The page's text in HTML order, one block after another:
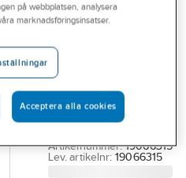
HITACHI
Hitachi airH2O
600 Hydrobox
HITACHI AH H2O 600
HB 3.5KW KIT
INDOOR AND
Artikelnummer: 19066315
Lev. artikelnr: 19066315
på webbplatsen, analysera
marknadsföringsinsatser.
Acceptera alla cookies